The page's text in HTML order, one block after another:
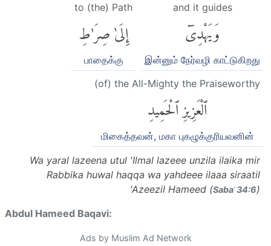
and it guides
وَيَهْدِىٓ
இன்னும் நேர்வழி காட்டுகிறது
to (the) Path
إِلَىٰ صِرَٰطِ
பாதைக்கு
(of) the All-Mighty the Praiseworthy
ٱلْعَزِيزِ ٱلْحَمِيدِ
மிகைத்தவன், மகா புகழுக்குரியவனின்
Wa yaral lazeena utul 'Ilmal lazeee unzila ilaika mir
Rabbika huwal haqqa wa yahdeee ilaaa siraatil
'Azeezil Hameed (Sabaʾ 34:6)
Abdul Hameed Baqavi:
Ads by Muslim Ad Network